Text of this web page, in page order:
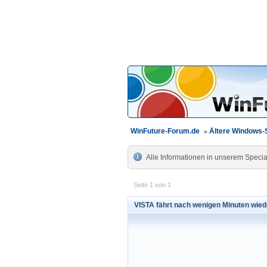
WinFuture-Forum.de » Ältere Windows-
Alle Informationen in unserem
Seite 1 von 1
VISTA fährt nach wenigen Minuten